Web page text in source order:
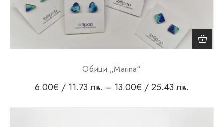
Обици „Marina“
6.00€ / 11.73 лв. – 13.00€ / 25.43 лв.